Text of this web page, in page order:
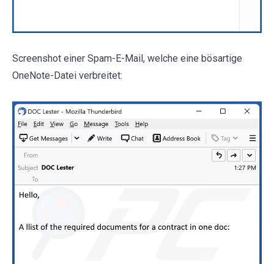
Screenshot einer Spam-E-Mail, welche eine bösartige
OneNote-Datei verbreitet: